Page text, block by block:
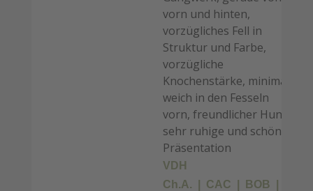
vorn und hinten,
vorzügliches Fell in
Struktur und Farbe,
vorzügliche
Knochenstärke, minimal
weich in den Fesseln
vorn, freundlicher Hund,
sehr ruhige und schöne
Präsentation
VDH
Ch.A.
CAC BOB